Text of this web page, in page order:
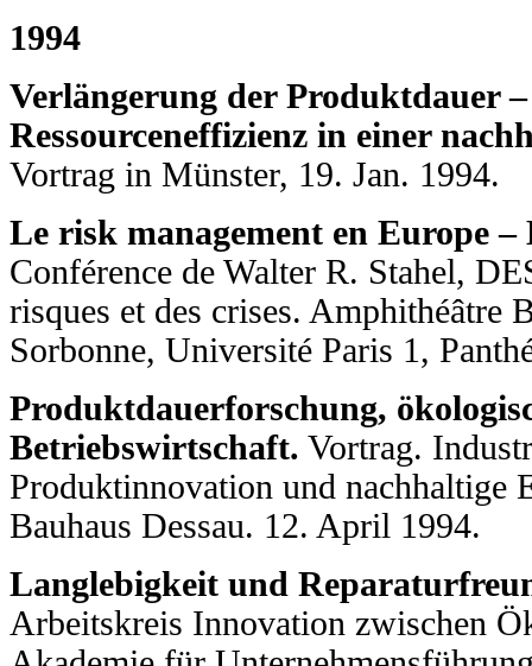
1994
Verlängerung der Produktdauer
Ressourceneffizienz in einer
Vortrag in Münster, 19. Jan. 1994.
Le risk management en Europe –
Conférence de Walter R. Stahel,
risques et des crises. Amphithéâtre
Sorbonne, Université Paris 1,
Produktdauerforschung,
Betriebswirtschaft. Vortrag.
Produktinnovation und nachhaltige
Bauhaus Dessau. 12. April 1994.
Langlebigkeit und
Arbeitskreis Innovation zwischen